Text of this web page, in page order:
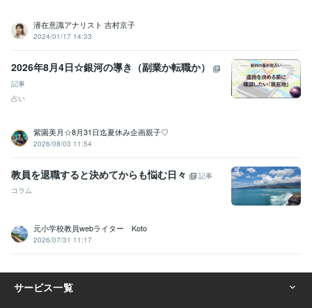
潜在意識アナリスト 吉村京子
2024/01/17 14:33
2026年8月4日☆銀河の導き（副業か転職か）
記事
占い
紫園美月☆8月31日迄夏休み企画親子♡
2026/08/03 11:54
教員を退職すると決めてからも悩む日々
記事
コラム
元小学校教員webライター Koto
2026/07/31 11:17